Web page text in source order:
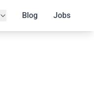
Blog Jobs